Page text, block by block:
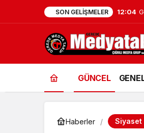
SON GELIŞMELER 12:04
GÜNCEL
Haberler Siyaset